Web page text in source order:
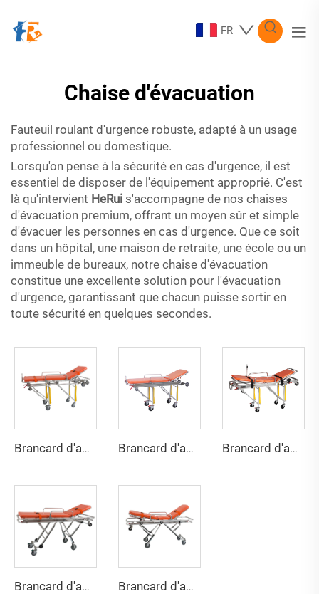
FR
Chaise d'évacuation
Fauteuil roulant d'urgence robuste, adapté à un usage
professionnel ou domestique.
Lorsqu'on pense à la sécurité en cas d'urgence, il est
essentiel de disposer de l'équipement approprié. C'est
là qu'intervient HeRui s'accompagne de nos chaises
d'évacuation premium, offrant un moyen sûr et simple
d'évacuer les personnes en cas d'urgence. Que ce soit
dans un hôpital, une maison de retraite, une école ou un
immeuble de bureaux, notre chaise d'évacuation
constitue une excellente solution pour l'évacuation
d'urgence, garantissant que chacun puisse sortir en
toute sécurité en quelques secondes.
Brancard d'ambulance YHR-A1 Brancard d'ambulance YHR-A2 Brancard d'ambulance YHR-A3
Brancard d'ambulance YHR-A4 Brancard d'ambulance YHR-A5